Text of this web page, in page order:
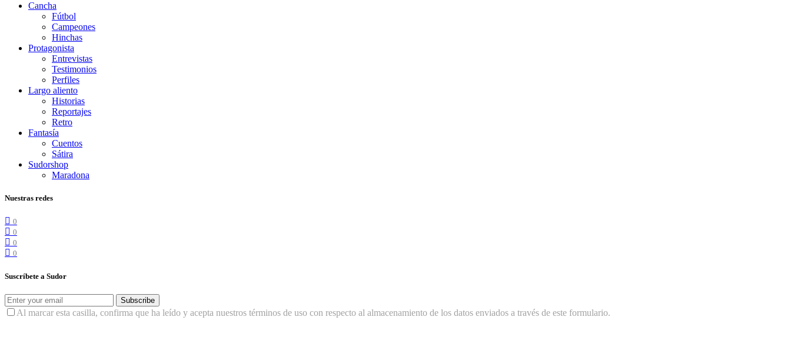
Cancha
Fútbol
Campeones
Hinchas
Protagonista
Entrevistas
Testimonios
Perfiles
Largo aliento
Historias
Reportajes
Retro
Fantasía
Cuentos
Sátira
Sudorshop
Maradona
Nuestras redes
0
0
0
0
Suscríbete a Sudor
Subscribe
Al marcar esta casilla, confirma que ha leído y acepta nuestros términos de uso con respecto al almacenamiento de los datos enviados a través de este formulario.